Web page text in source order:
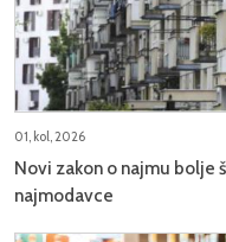
01, kol, 2026
Novi zakon o najmu bolje
najmodavce